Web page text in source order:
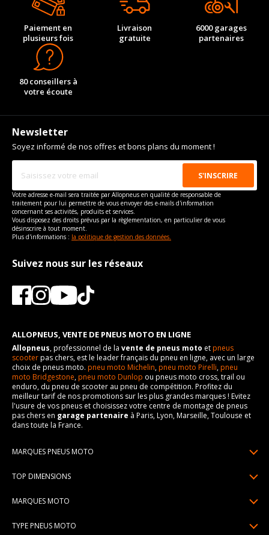
Paiement en
plusieurs fois
Livraison
gratuite
6000 garages
partenaires
80 conseillers à
votre écoute
Newsletter
Soyez informé de nos offres et bons plans du moment !
Votre adresse e-mail sera traitée par Allopneus en qualité de responsable de
traitement pour lui permettre de vous envoyer des e-mails d'information
concernant ses activités, produits et services.
Vous disposez des droits prévus par la règlementation, en particulier de vous
désinscrire à tout moment.
Plus d'informations : la politique de gestion des données.
Suivez nous sur les réseaux
ALLOPNEUS, VENTE DE PNEUS MOTO EN LIGNE
Allopneus, professionnel de la vente de pneus moto etpneus
scooterpas chers, est le leader français du pneu en ligne, avec un large
choix de pneus moto. pneu moto Michelin,pneu moto Pirelli,pneu
moto Bridgestone,pneu moto Dunlop ou pneus moto cross, trail ou
enduro, du pneu de scooter au pneu de compétition. Profitez du
meilleur tarif de nos promotions sur les plus grandes marques ! Evitez
l'usure de vos pneus et choisissez votre centre de montage de pneus
pas chers en garage partenaire à Paris, Lyon, Marseille, Toulouse et
dans toute la France.
MARQUES PNEUS MOTO
Pneus Continental
TOP DIMENSIONS
150/70R17
MARQUES MOTO
TYPE PNEUS MOTO